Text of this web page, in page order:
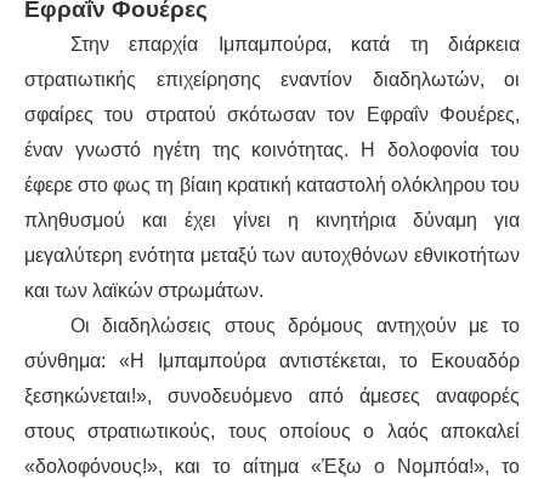
ΠΕΡΙΒΆΛΛΟΝ
ΚΙΝΉΜΑΤΑ ΠΌΛΗΣ
ΙΣΤΟΡΊΑ / ΘΕΩΡΊΑ
ΙΣΤΟΡΊΑ
ΘΕΩΡΊΑ
ΠΟΛΙΤΙΣΜΌΣ
ΛΟΓΟΤΕΧΝΊΑ / ΤΈΧΝΗ
ΜΟΥΣΙΚΉ
Εφραΐν Φουέρες
Στην επαρχία Ιμπαμπούρα, κατά τη διάρκεια
στρατιωτικής επιχείρησης εναντίον διαδηλωτών, οι
σφαίρες του στρατού σκότωσαν τον Εφραΐν Φουέρες,
έναν γνωστό ηγέτη της κοινότητας. Η δολοφονία του
έφερε στο φως τη βίαιη κρατική καταστολή ολόκληρου του
πληθυσμού και έχει γίνει η κινητήρια δύναμη για
μεγαλύτερη ενότητα μεταξύ των αυτοχθόνων εθνικοτήτων
και των λαϊκών στρωμάτων.
Οι διαδηλώσεις στους δρόμους αντηχούν με το
σύνθημα: «Η Ιμπαμπούρα αντιστέκεται, το Εκουαδόρ
ξεσηκώνεται!», συνοδευόμενο από άμεσες αναφορές
στους στρατιωτικούς, τους οποίους ο λαός αποκαλεί
«δολοφόνους!», και το αίτημα «Έξω ο Νομπόα!», το